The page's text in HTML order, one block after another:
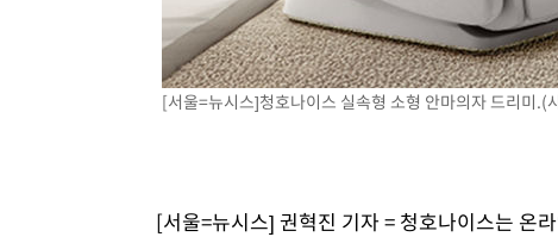
[속보]종합특검, 대검 추가 압수수색…내란 중요임무종사 혐의
[속보]코스닥, 800p 회복…0.26% 오른 801.67 마감
[속보]코스피, 301.88포인트(4.58%) 내린 6296.38 마감
[속보]원·달러 환율, 0.7원 내린 1423.8원 마감
내일까지 39도 '펄펄'…기상청 "태풍 지나며 폭염 잠시 꺾인다"
[서울=뉴시스]청호나이스 실속형 소형 안마의자 드리미
[서울=뉴시스] 권혁진 기자 = 청호나이스는 온